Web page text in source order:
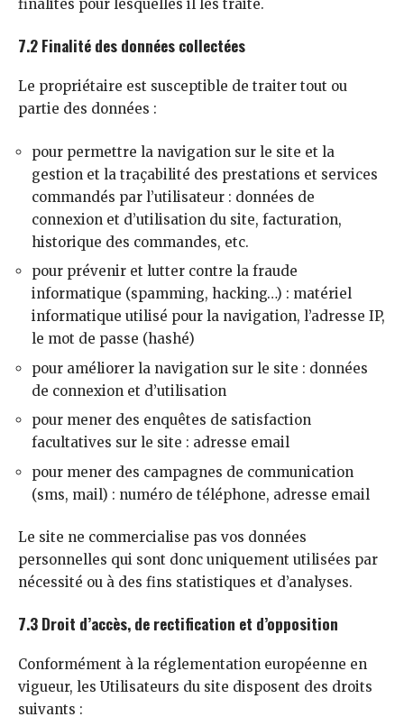
finalités pour lesquelles il les traite.
7.2 Finalité des données collectées
Le propriétaire est susceptible de traiter tout ou
partie des données :
pour permettre la navigation sur le site et la
gestion et la traçabilité des prestations et services
commandés par l’utilisateur : données de
connexion et d’utilisation du site, facturation,
historique des commandes, etc.
pour prévenir et lutter contre la fraude
informatique (spamming, hacking…) : matériel
informatique utilisé pour la navigation, l’adresse IP,
le mot de passe (hashé)
pour améliorer la navigation sur le site : données
de connexion et d’utilisation
pour mener des enquêtes de satisfaction
facultatives sur le site : adresse email
pour mener des campagnes de communication
(sms, mail) : numéro de téléphone, adresse email
Le site ne commercialise pas vos données
personnelles qui sont donc uniquement utilisées par
nécessité ou à des fins statistiques et d’analyses.
7.3 Droit d’accès, de rectification et d’opposition
Conformément à la réglementation européenne en
vigueur, les Utilisateurs du site disposent des droits
suivants :